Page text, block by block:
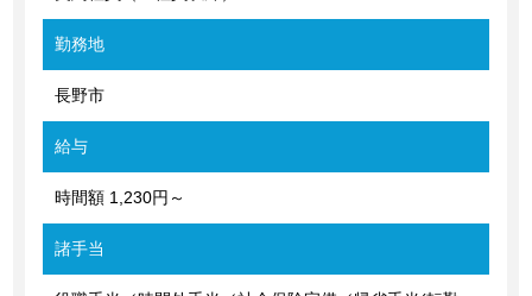
勤務地
長野市
給与
時間額 1,230円～
諸手当